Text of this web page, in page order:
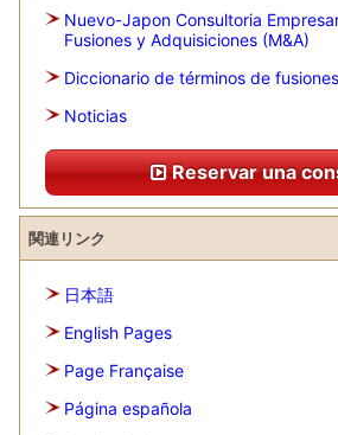
Nuevo-Japon Consultoria
Fusiones y Adquisiciones (M&A)
Diccionario de términos de
Noticias
Reservar una
関連リンク
日本語
English Pages
Page Française
Página española